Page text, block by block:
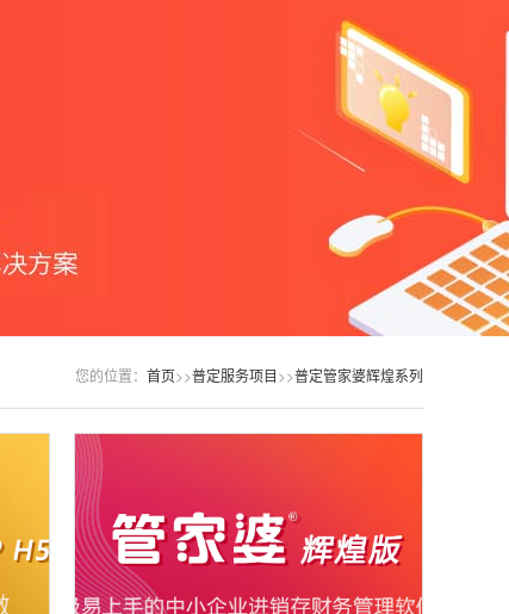
您的位置： 首页>>普定服务项目>>普定管家婆辉煌系列